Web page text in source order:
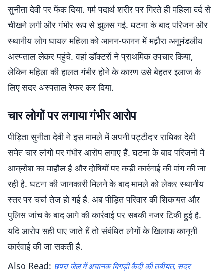
सुनीता देवी पर फेंक दिया. गर्म पदार्थ शरीर पर गिरते ही महिला दर्द से
चीखने लगी और गंभीर रूप से झुलस गई. घटना के बाद परिजन और
स्थानीय लोग घायल महिला को आनन-फानन में मढ़ौरा अनुमंडलीय
अस्पताल लेकर पहुंचे. वहां डॉक्टरों ने प्राथमिक उपचार किया,
लेकिन महिला की हालत गंभीर होने के कारण उसे बेहतर इलाज के
लिए सदर अस्पताल रेफर कर दिया.
चार लोगों पर लगाया गंभीर आरोप
पीड़िता सुनीता देवी ने इस मामले में अपनी पट्टीदार राधिका देवी
समेत चार लोगों पर गंभीर आरोप लगाए हैं. घटना के बाद परिजनों में
आक्रोश का माहौल है और दोषियों पर कड़ी कार्रवाई की मांग की जा
रही है. घटना की जानकारी मिलने के बाद मामले को लेकर स्थानीय
स्तर पर चर्चा तेज हो गई है. अब पीड़ित परिवार की शिकायत और
पुलिस जांच के बाद आगे की कार्रवाई पर सबकी नजर टिकी हुई है.
यदि आरोप सही पाए जाते हैं तो संबंधित लोगों के खिलाफ कानूनी
कार्रवाई की जा सकती है.
Also Read: छपरा जेल में अचानक बिगड़ी कैदी की तबीयत, सदर